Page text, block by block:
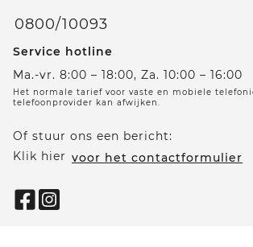
0800/10093
Service hotline
Ma.-vr. 8:00 – 18:00, Za. 10:00 – 16:00
Het normale tarief voor vaste en mobiele
telefoonprovider kan afwijken.
Of stuur ons een bericht:
Klik hier voor het contactformulier